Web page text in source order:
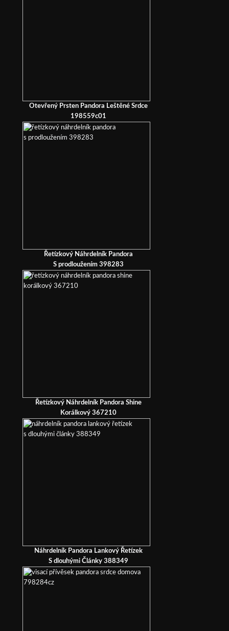
Otevřený Prsten Pandora Leštěné Srdce
198559c01
Řetízkový Náhrdelník Pandora
S prodloužením 398283
Řetízkový Náhrdelník Pandora Shine
Korálkový 367210
Náhrdelník Pandora Lankový Řetízek
S dlouhými Články 388349